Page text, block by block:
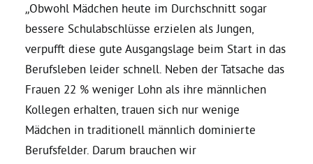
Arbeitsgruppen
Mitglied werden
Kommunalpolitik
Engagement-Sprechstunde
„Obwohl Mädchen heute im Durchschnitt sogar
bessere Schulabschlüsse erzielen als Jungen,
verpufft diese gute Ausgangslage beim Start in das
Berufsleben leider schnell. Neben der Tatsache das
Frauen 22 % weniger Lohn als ihre männlichen
Kollegen erhalten, trauen sich nur wenige
Mädchen in traditionell männlich dominierte
Berufsfelder. Darum brauchen wir